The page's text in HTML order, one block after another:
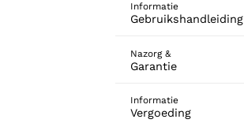
Informatie
Gebruikshandleiding
Nazorg &
Garantie
Informatie
Vergoeding